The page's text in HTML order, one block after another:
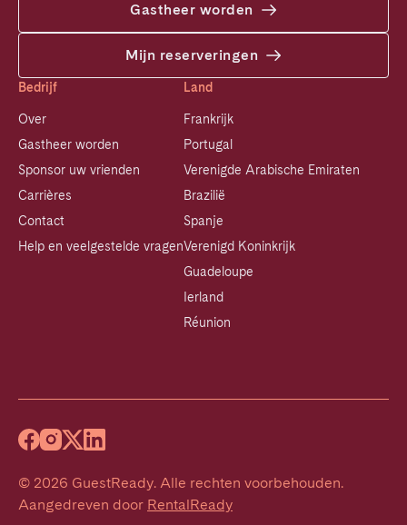
Gastheer worden
Mijn reserveringen
Bedrijf
Over
Gastheer worden
Sponsor uw vrienden
Carrières
Contact
Help en veelgestelde vragen
Land
Frankrijk
Portugal
Verenigde Arabische Emiraten
Brazilië
Spanje
Verenigd Koninkrijk
Guadeloupe
Ierland
Réunion
© 2026 GuestReady. Alle rechten voorbehouden.
Aangedreven door RentalReady